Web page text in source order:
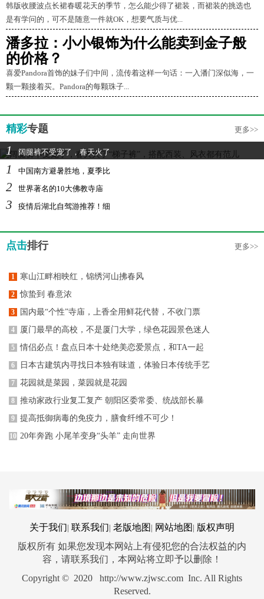
韩版收腰波点长裙春暖花天的季节，怎么能少得了裙装，而裙装的挑选也
是有学问的，可不是随意一件就OK，想要气质与优...
潘多拉：小小银饰为什么能卖到金子般
的价格？
喜爱Pandora首饰的妹子们中间，流传着这样一句话：一入潘门深似海，一
颗一颗接着买。Pandora的每颗珠子...
精彩专题 更多>>
1 阔腿裤不受宠了，春天火了
1 中国南方避暑胜地，夏季比
2 世界著名的10大佛教寺庙
3 疫情后湖北自驾游推荐！细
点击排行 更多>>
1 寒山江畔相映红，锦绣河山拂春风
2 惊蛰到 春意浓
3 国内最“个性”寺庙，上香全用鲜花代替，不收门票
4 厦门最早的高校，不是厦门大学，绿色花园景色迷人
5 情侣必点！盘点日本十处绝美恋爱景点，和TA一起
6 日本古建筑内寻找日本独有味道，体验日本传统手艺
7 花园就是菜园，菜园就是花园
8 推动家政行业复工复产 朝阳区委常委、统战部长暴
9 提高抵御病毒的免疫力，膳食纤维不可少！
10 20年奔跑 小尾羊变身“头羊” 走向世界
关于我们 联系我们 老版地图 网站地图
版权声明
版权所有 如果您发现本网站上有侵犯您的合法权益的内
容，请联系我们，本网站将立即予以删除！
Copyright © 2020 http://www.zjwsc.com Inc. All Rights
Reserved.